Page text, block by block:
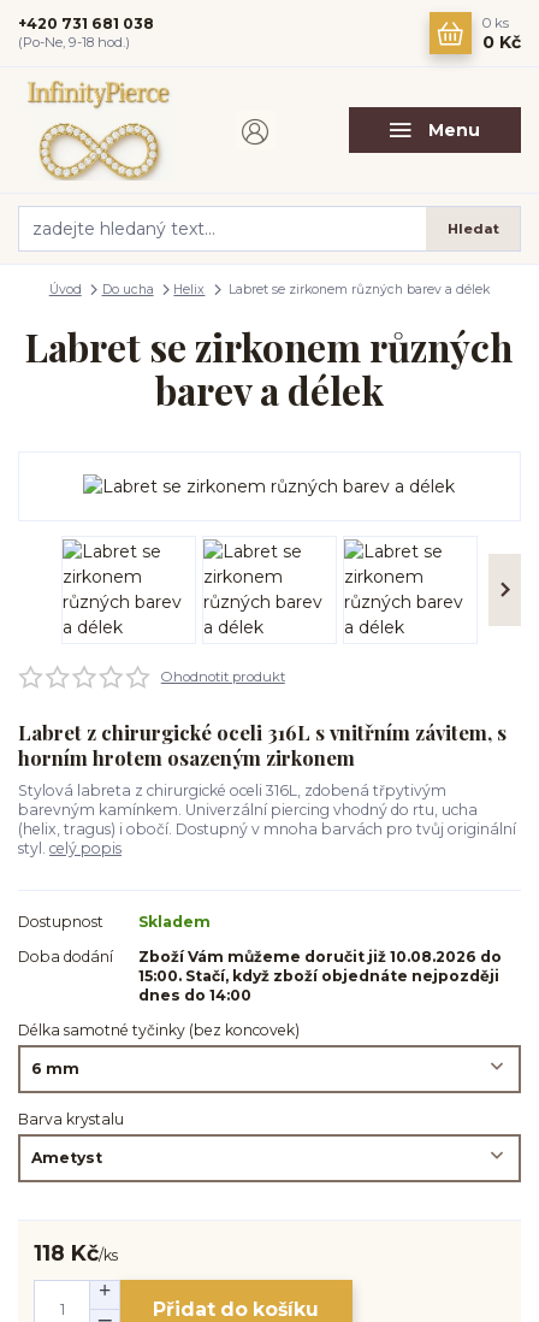
Menu
Hledat
+420 731 681 038
(Po-Ne, 9-18 hod.)
0 ks
0 Kč
Úvod Do ucha Helix Labret se zirkonem různých barev a délek
Labret se zirkonem různých
barev a délek
Ohodnotit produkt
Labret z chirurgické oceli 316L s vnitřním závitem, s
horním hrotem osazeným zirkonem
Stylová labreta z chirurgické oceli 316L, zdobená třpytivým
barevným kamínkem. Univerzální piercing vhodný do rtu, ucha
(helix, tragus) i obočí. Dostupný v mnoha barvách pro tvůj originální
styl. celý popis
Dostupnost
Skladem
Doba dodání
Zboží Vám můžeme doručit již 10.08.2026 do
15:00. Stačí, když zboží objednáte nejpozději
dnes do 14:00
Délka samotné tyčinky (bez koncovek)
Barva krystalu
118 Kč/ks
Přidat do košíku